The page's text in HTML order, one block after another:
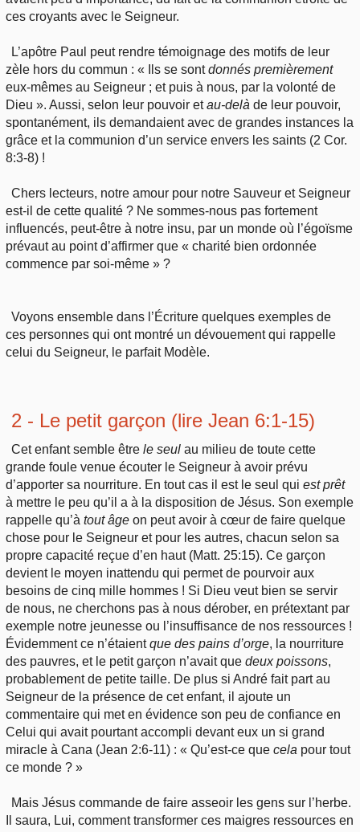
ces croyants avec le Seigneur.
L’apôtre Paul peut rendre témoignage des motifs de leur
zèle hors du commun : « Ils se sontdonnés premièrement
eux-mêmes au Seigneur ; et puis à nous, par la volonté de
Dieu ». Aussi, selon leur pouvoir etau-delà de leur pouvoir,
spontanément, ils demandaient avec de grandes instances la
grâce et la communion d’un service envers les saints (2 Cor.
8:3-8) !
Chers lecteurs, notre amour pour notre Sauveur et Seigneur
est-il de cette qualité ? Ne sommes-nous pas fortement
influencés, peut-être à notre insu, par un monde où l’égoïsme
prévaut au point d’affirmer que « charité bien ordonnée
commence par soi-même » ?
Voyons ensemble dans l’Écriture quelques exemples de
ces personnes qui ont montré un dévouement qui rappelle
celui du Seigneur, le parfait Modèle.
2 - Le petit garçon (lire Jean 6:1-15)
Cet enfant semble êtrele seul au milieu de toute cette
grande foule venue écouter le Seigneur à avoir prévu
d’apporter sa nourriture. En tout cas il est le seul qui est prêt
à mettre le peu qu’il a à la disposition de Jésus. Son exemple
rappelle qu’à tout âge on peut avoir à cœur de faire quelque
chose pour le Seigneur et pour les autres, chacun selon sa
propre capacité reçue d’en haut (Matt. 25:15). Ce garçon
devient le moyen inattendu qui permet de pourvoir aux
besoins de cinq mille hommes ! Si Dieu veut bien se servir
de nous, ne cherchons pas à nous dérober, en prétextant par
exemple notre jeunesse ou l’insuffisance de nos ressources !
Évidemment ce n’étaientque des pains d’orge, la nourriture
des pauvres, et le petit garçon n’avait que deux poissons,
probablement de petite taille. De plus si André fait part au
Seigneur de la présence de cet enfant, il ajoute un
commentaire qui met en évidence son peu de confiance en
Celui qui avait pourtant accompli devant eux un si grand
miracle à Cana (Jean 2:6-11) : « Qu’est-ce que cela pour tout
ce monde ? »
Mais Jésus commande de faire asseoir les gens sur l’herbe.
Il saura, Lui, comment transformer ces maigres ressources en